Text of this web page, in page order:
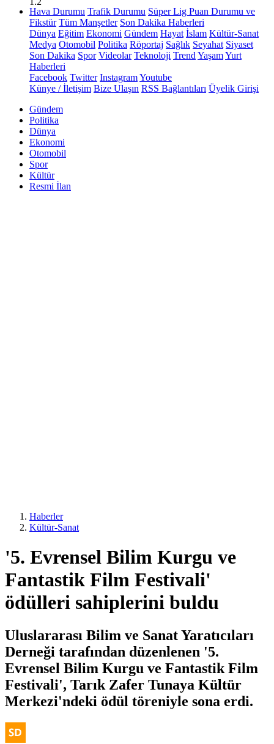
Hava Durumu Trafik Durumu Süper Lig Puan Durumu ve
Fikstür Tüm Manşetler Son Dakika Haberleri
Dünya Eğitim Ekonomi Gündem Hayat İslam Kültür-Sanat
Medya Otomobil Politika Röportaj Sağlık Seyahat Siyaset
Son Dakika Spor Videolar Teknoloji Trend YaşamYurt
Haberleri
Facebook Twitter InstagramYoutube
Künye / İletişim Bize Ulaşın RSS Bağlantıları Üyelik Girişi
Gündem
Politika
Dünya
Ekonomi
Otomobil
Spor
Kültür
Resmi İlan
Haberler
Kültür-Sanat
'5. Evrensel Bilim Kurgu ve
Fantastik Film Festivali'
ödülleri sahiplerini buldu
Uluslararası Bilim ve Sanat Yaratıcıları
Derneği tarafından düzenlenen '5.
Evrensel Bilim Kurgu ve Fantastik Film
Festivali', Tarık Zafer Tunaya Kültür
Merkezi'ndeki ödül töreniyle sona erdi.